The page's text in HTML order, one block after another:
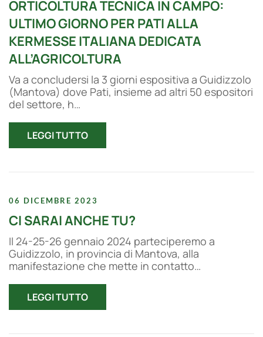
ORTICOLTURA TECNICA IN CAMPO:
ULTIMO GIORNO PER PATI ALLA
KERMESSE ITALIANA DEDICATA
ALL’AGRICOLTURA
Va a concludersi la 3 giorni espositiva a Guidizzolo
(Mantova) dove Pati, insieme ad altri 50 espositori
del settore, h…
LEGGI TUTTO
06 DICEMBRE 2023
CI SARAI ANCHE TU?
Il 24-25-26 gennaio 2024 parteciperemo a
Guidizzolo, in provincia di Mantova, alla
manifestazione che mette in contatto…
LEGGI TUTTO